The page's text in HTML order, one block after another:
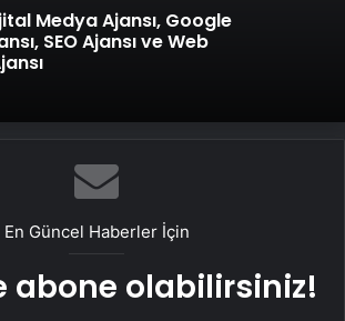
SEO Ajansı ve Web
En Güncel Haberler İçin
abone olabilirsiniz!